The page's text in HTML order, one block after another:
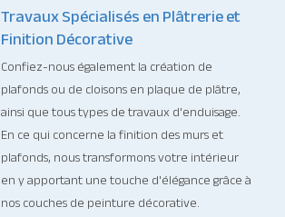
Travaux Spécialisés en Plâtrerie et
Finition Décorative
Confiez-nous également la création de
plafonds ou de cloisons en plaque de plâtre,
ainsi que tous types de travaux d'enduisage.
En ce qui concerne la finition des murs et
plafonds, nous transformons votre intérieur
en y apportant une touche d'élégance grâce à
nos couches de peinture décorative.